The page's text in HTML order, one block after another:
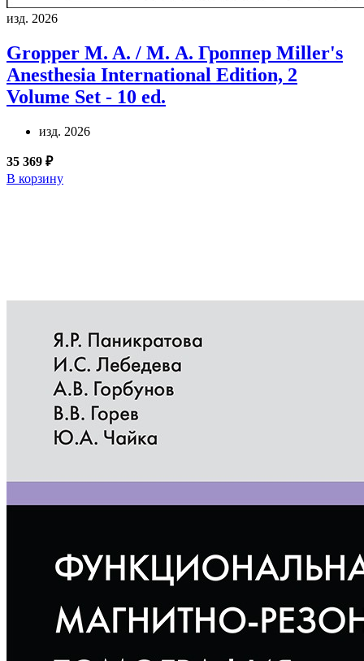
изд. 2026
Gropper M. A. / М. А. Гроппер Miller's
Anesthesia International Edition, 2
Volume Set - 10 ed.
изд. 2026
35 369 ₽
В корзину